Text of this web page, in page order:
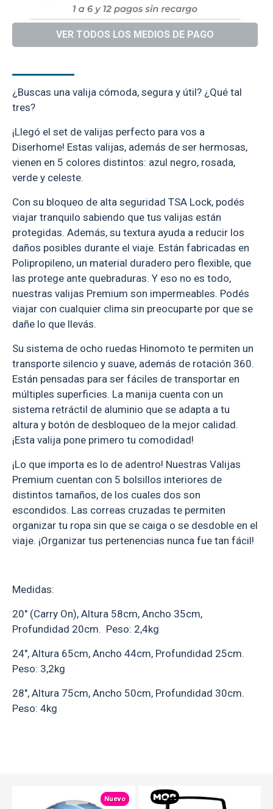
VER TODOS LOS MEDIOS DE PAGO
¿Buscas una valija cómoda, segura y útil? ¿Qué tal
tres?
¡Llegó el set de valijas perfecto para vos a
Diserhome! Estas valijas, además de ser hermosas,
vienen en 5 colores distintos: azul negro, rosada,
verde y celeste.
Con su bloqueo de alta seguridad TSA Lock, podés
viajar tranquilo sabiendo que tus valijas están
protegidas. Además, su textura ayuda a reducir los
daños posibles durante el viaje. Están fabricadas en
Polipropileno, un material duradero pero flexible, que
las protege ante quebraduras. Y eso no es todo,
nuestras valijas Premium son impermeables. Podés
viajar con cualquier clima sin preocuparte por que se
dañe lo que llevás.
Su sistema de ocho ruedas Hinomoto te permiten un
transporte silencio y suave, además de rotación 360.
Están pensadas para ser fáciles de transportar en
múltiples superficies. La manija cuenta con un
sistema retráctil de aluminio que se adapta a tu
altura y botón de desbloqueo de la mejor calidad.
¡Esta valija pone primero tu comodidad!
¡Lo que importa es lo de adentro! Nuestras Valijas
Premium cuentan con 5 bolsillos interiores de
distintos tamaños, de los cuales dos son
escondidos. Las correas cruzadas te permiten
organizar tu ropa sin que se caiga o se desdoble en el
viaje. ¡Organizar tus pertenencias nunca fue tan fácil!
Medidas:
20" (Carry On), Altura 58cm, Ancho 35cm,
Profundidad 20cm. Peso: 2,4kg
24", Altura 65cm, Ancho 44cm, Profundidad 25cm.
Peso: 3,2kg
28", Altura 75cm, Ancho 50cm, Profundidad 30cm.
Peso: 4kg
Nuevo